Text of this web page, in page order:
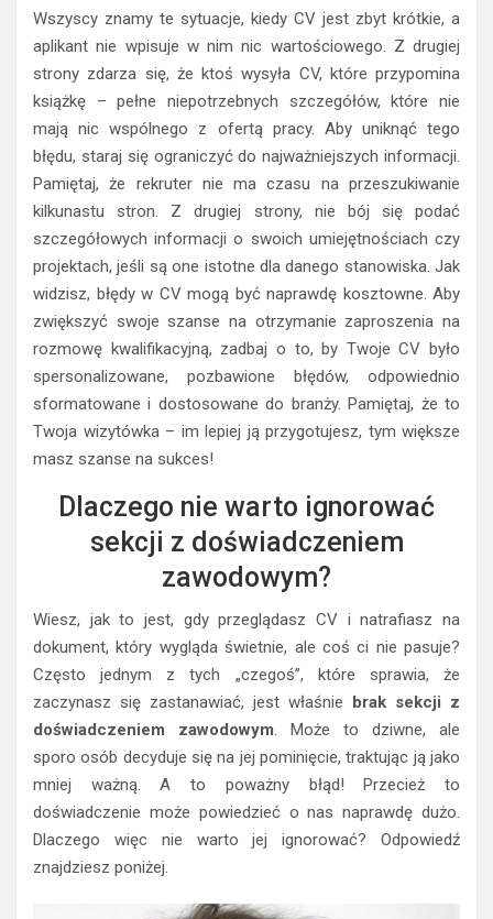
Wszyscy znamy te sytuacje, kiedy CV jest zbyt krótkie, a
aplikant nie wpisuje w nim nic wartościowego. Z drugiej
strony zdarza się, że ktoś wysyła CV, które przypomina
książkę – pełne niepotrzebnych szczegółów, które nie
mają nic wspólnego z ofertą pracy. Aby uniknąć tego
błędu, staraj się ograniczyć do najważniejszych informacji.
Pamiętaj, że rekruter nie ma czasu na przeszukiwanie
kilkunastu stron. Z drugiej strony, nie bój się podać
szczegółowych informacji o swoich umiejętnościach czy
projektach, jeśli są one istotne dla danego stanowiska. Jak
widzisz, błędy w CV mogą być naprawdę kosztowne. Aby
zwiększyć swoje szanse na otrzymanie zaproszenia na
rozmowę kwalifikacyjną, zadbaj o to, by Twoje CV było
spersonalizowane, pozbawione błędów, odpowiednio
sformatowane i dostosowane do branży. Pamiętaj, że to
Twoja wizytówka – im lepiej ją przygotujesz, tym większe
masz szanse na sukces!
Dlaczego nie warto ignorować
sekcji z doświadczeniem
zawodowym?
Wiesz, jak to jest, gdy przeglądasz CV i natrafiasz na
dokument, który wygląda świetnie, ale coś ci nie pasuje?
Często jednym z tych „czegoś”, które sprawia, że
zaczynasz się zastanawiać, jest właśnie
brak sekcji z
doświadczeniem zawodowym. Może to dziwne, ale
sporo osób decyduje się na jej pominięcie, traktując ją jako
mniej ważną. A to poważny błąd! Przecież to
doświadczenie może powiedzieć o nas naprawdę dużo.
Dlaczego więc nie warto jej ignorować? Odpowiedź
znajdziesz poniżej.